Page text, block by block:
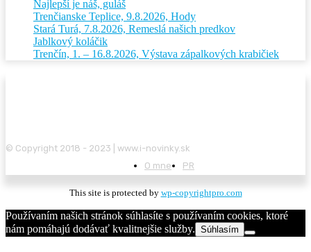
Najlepší je náš, guláš
Trenčianske Teplice, 9.8.2026, Hody
Stará Turá, 7.8.2026, Remeslá našich predkov
Jablkový koláčik
Trenčín, 1. – 16.8.2026, Výstava zápalkových krabičiek
© Copyright 2018 - 2023 | www.i-novinky.sk
O mne
PR
This site is protected by wp-copyrightpro.com
Používaním našich stránok súhlasíte s používaním cookies, ktoré
nám pomáhajú dodávať kvalitnejšie služby. Súhlasím